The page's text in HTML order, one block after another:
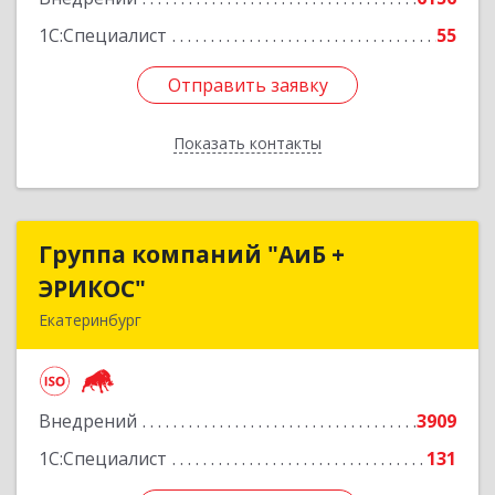
1С:Специалист
55
Отправить заявку
Показать контакты
Отправить заявку
Назад
Группа компаний "АиБ +
ЭРИКОС"
Екатеринбург
Внедрений
3909
1С:Специалист
131
Группа компаний "АиБ +
Подробнее